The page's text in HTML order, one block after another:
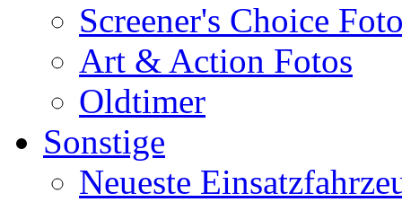
Screener's Choice
Art & Action Fotos
Oldtimer
Sonstige
Neueste